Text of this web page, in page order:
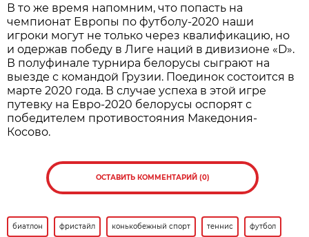
В то же время напомним, что попасть на
чемпионат Европы по футболу-2020 наши
игроки могут не только через квалификацию, но
и одержав победу в Лиге наций в дивизионе «D».
В полуфинале турнира белорусы сыграют на
выезде с командой Грузии. Поединок состоится в
марте 2020 года. В случае успеха в этой игре
путевку на Евро-2020 белорусы оспорят с
победителем противостояния Македония-
Косово.
ОСТАВИТЬ КОММЕНТАРИЙ (0)
биатлон фристайл конькобежный спорт теннис футбол